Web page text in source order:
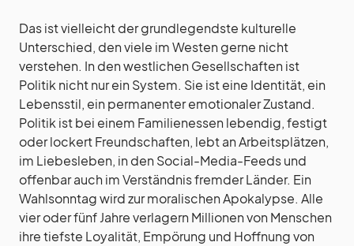
Das ist vielleicht der grundlegendste kulturelle
Unterschied, den viele im Westen gerne nicht
verstehen. In den westlichen Gesellschaften ist
Politik nicht nur ein System. Sie ist eine Identität, ein
Lebensstil, ein permanenter emotionaler Zustand.
Politik ist bei einem Familienessen lebendig, festigt
oder lockert Freundschaften, lebt an Arbeitsplätzen,
im Liebesleben, in den Social-Media-Feeds und
offenbar auch im Verständnis fremder Länder. Ein
Wahlsonntag wird zur moralischen Apokalypse. Alle
vier oder fünf Jahre verlagern Millionen von Menschen
ihre tiefste Loyalität, Empörung und Hoffnung von